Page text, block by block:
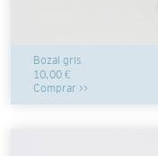
Bozal gris
10,00 €
Comprar >>